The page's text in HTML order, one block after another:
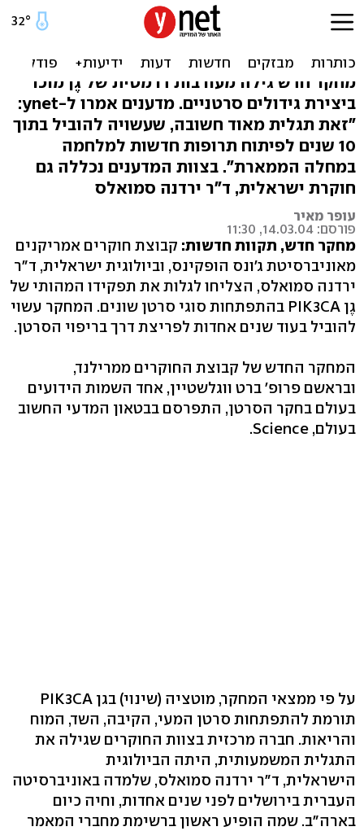
חוקרים מארה"ב ומישראל
גילו את תפקיד "גֶן הסרטן"
מחקר חדש גילה מעורבות דרמטית של גֶן מוכר
ביצירת גידולים סרטניים. מדענים אמרו ל-ynet:
"זאת תגלית מאוד חשובה, שעשויה להוביל בתוך
10 שנים לפיתוח תרופות חדשות למלחמה
במחלה הממארת". בצוות המדענים נכללה גם
חוקרת ישראלית, ד"ר ירדנה סמואלס
עופר מאיר
פורסם: 14.03.04, 11:30
מחקר חדש, תקוות חדשות: קבוצת חוקרים אמריקנים
מאוניברסיטת ג'ונס הופקינס, וביולוגית ישראלית, ד"ר
ירדנה סמואלס, הצליחו לגלות את תפקידו המהותי של
גֶן PIK3CA בהתפתחות סוגי סרטן שונים. המחקר עשוי
להוביל בעוד שנים אחדות לפריצת דרך בריפוי הסרטן.
המחקר החדש של קבוצת החוקרים ממרילנד,
ובראשם פרופ' ברט ווגלשטיין, אחד השמות הידועים
בעולם בחקר הסרטן, התפרסם בבטאון המדעי החשוב
בעולם, Science.
על פי ממצאי המחקר, מוטציה (שינוי) בגן PIK3CA
תורמת להתפתחות סרטן המעי, הקיבה, השד, המוח
והריאות. חברה מרכזית בצוות החוקרים שגילה את
התגלית המשמעותית, היתה הביולוגית
הישראלית, ד"ר ירדנה סמואלס, שלמדה באוניברסיטה
העברית בירושלים לפני שנים אחדות, וחיה כיום
בארה"ב. שמה הופיע ראשון ברשימת מחברי המאמר